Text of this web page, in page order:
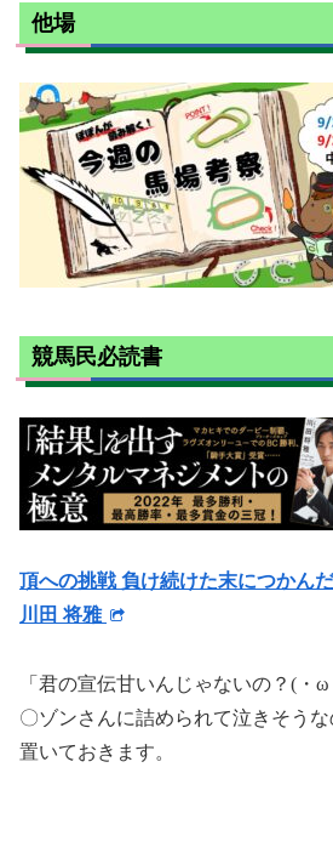
他場
競馬民必読書
頂への挑戦 負け続けた末につかん
川田 将雅
「君の宣伝甘いんじゃないの？(・
〇ゾンさんに詰められて泣きそう
置いておきます。